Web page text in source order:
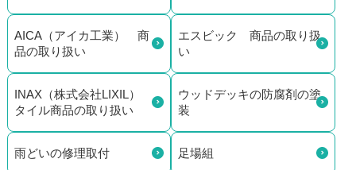
AICA（アイカ工業） 商
品の取り扱い
エスビック 商品の取り扱
い
INAX（株式会社LIXIL）
タイル商品の取り扱い
ウッドデッキの防腐剤の塗
装
雨どいの修理取付 足場組